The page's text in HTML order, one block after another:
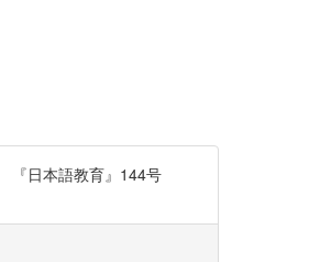
『日本語教育』144号